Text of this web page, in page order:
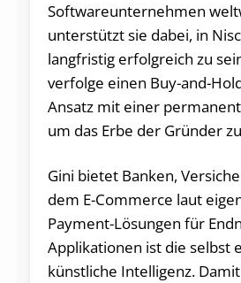
Softwareunternehmen
unterstützt sie dabei, in
langfristig erfolgreich zu
verfolge einen Buy-and-
Ansatz mit einer
um das Erbe der Gründer
Gini bietet Banken,
dem E-Commerce laut
Payment-Lösungen für
Applikationen ist die selbst
künstliche Intelligenz.